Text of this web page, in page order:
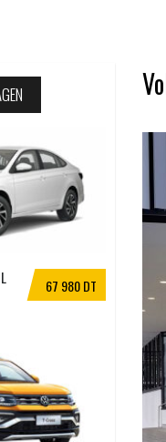
67 980 DT